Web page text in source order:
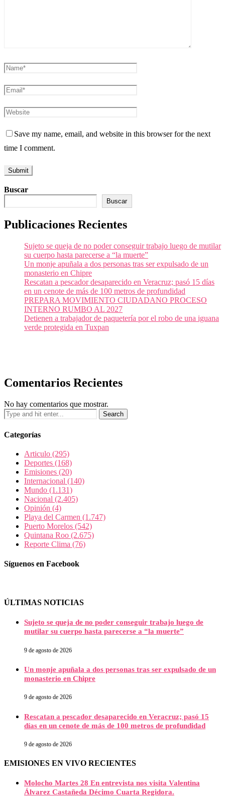
Save my name, email, and website in this browser for the next
time I comment.
Buscar
Buscar
Publicaciones Recientes
Sujeto se queja de no poder conseguir trabajo luego de mutilar
su cuerpo hasta parecerse a “la muerte”
Un monje apuñala a dos personas tras ser expulsado de un
monasterio en Chipre
Rescatan a pescador desaparecido en Veracruz; pasó 15 días
en un cenote de más de 100 metros de profundidad
PREPARA MOVIMIENTO CIUDADANO PROCESO
INTERNO RUMBO AL 2027
Detienen a trabajador de paquetería por el robo de una iguana
verde protegida en Tuxpan
Comentarios Recientes
No hay comentarios que mostrar.
Categorías
Articulo (295)
Deportes (168)
Emisiones (20)
Internacional (140)
Mundo (1.131)
Nacional (2.405)
Opinión (4)
Playa del Carmen (1.747)
Puerto Morelos (542)
Quintana Roo (2.675)
Reporte Clima (76)
Síguenos en Facebook
ÚLTIMAS NOTICIAS
Sujeto se queja de no poder conseguir trabajo luego de
mutilar su cuerpo hasta parecerse a “la muerte”
9 de agosto de 2026
Un monje apuñala a dos personas tras ser expulsado de un
monasterio en Chipre
9 de agosto de 2026
Rescatan a pescador desaparecido en Veracruz; pasó 15
días en un cenote de más de 100 metros de profundidad
9 de agosto de 2026
EMISIONES EN VIVO RECIENTES
Molocho Martes 28 En entrevista nos visita Valentina
Álvarez Castañeda Décimo Cuarta Regidora.